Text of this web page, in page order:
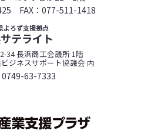
FAX：077-511-1418
よろず支援拠点
テライト
34 長浜商工会議所 1階
ジネスサポート協議会 内
0749-63-7333